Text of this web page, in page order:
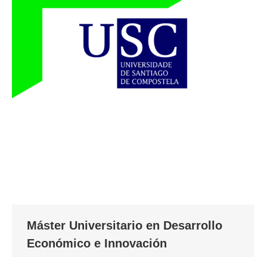
Máster Universitario en Desarrollo
Económico e Innovación